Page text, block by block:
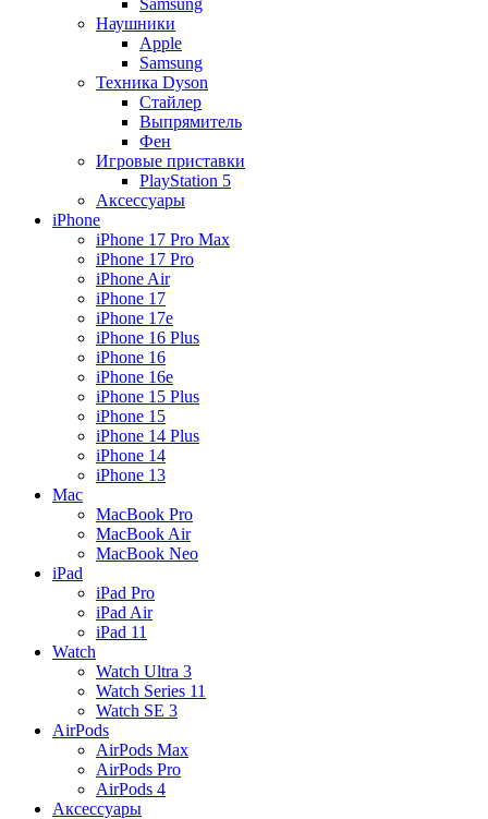
Samsung
Наушники
Apple
Samsung
Техника Dyson
Стайлер
Выпрямитель
Фен
Игровые приставки
PlayStation 5
Аксессуары
iPhone
iPhone 17 Pro Max
iPhone 17 Pro
iPhone Air
iPhone 17
iPhone 17e
iPhone 16 Plus
iPhone 16
iPhone 16e
iPhone 15 Plus
iPhone 15
iPhone 14 Plus
iPhone 14
iPhone 13
Mac
MacBook Pro
MacBook Air
MacBook Neo
iPad
iPad Pro
iPad Air
iPad 11
Watch
Watch Ultra 3
Watch Series 11
Watch SE 3
AirPods
AirPods Max
AirPods Pro
AirPods 4
Аксессуары